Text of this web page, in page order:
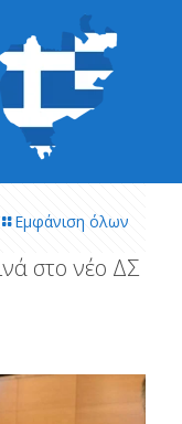
Εμφάνιση όλων
στο νέο ΔΣ